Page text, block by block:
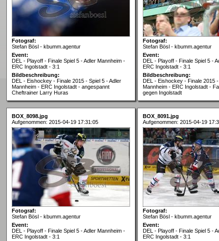
Fotograf:
Stefan Bösl - kbumm.agentur
Event:
DEL - Playoff - Finale Spiel 5 - Adler Mannheim -
ERC Ingolstadt - 3:1
Bildbeschreibung:
DEL - Eishockey - Finale 2015 - Spiel 5 - Adler
Mannheim - ERC Ingolstadt - angespannt
Cheftrainer Larry Huras
Fotograf:
Stefan Bösl - kbumm.agentur
Event:
DEL - Playoff - Finale Spiel 5 -
ERC Ingolstadt - 3:1
Bildbeschreibung:
DEL - Eishockey - Finale 2015
Mannheim - ERC Ingolstadt -
gegen Ingolstadt
BOX_8098.jpg
Aufgenommen: 2015-04-19 17:31:05
Fotograf:
Stefan Bösl - kbumm.agentur
Event:
DEL - Playoff - Finale Spiel 5 - Adler Mannheim -
ERC Ingolstadt - 3:1
BOX_8091.jpg
Aufgenommen: 2015-04-19
Fotograf:
Stefan Bösl - kbumm.agentur
Event:
DEL - Playoff - Finale Spiel 5 -
ERC Ingolstadt - 3:1